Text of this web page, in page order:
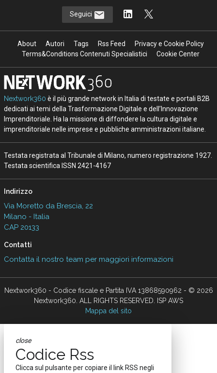
Seguici
About Autori Tags Rss Feed
Privacy e Cookie Policy
Terms&Conditions Contenuti Specialistici
Cookie Center
Nextwork360 è il più grande network in Italia di testate e portali B2B
dedicati ai temi della Trasformazione Digitale e dell’Innovazione
Imprenditoriale. Ha la missione di diffondere la cultura digitale e
imprenditoriale nelle imprese e pubbliche amministrazioni italiane.
Testata registrata al Tribunale di Milano, numero registrazione 1927.
Testata scientifica ISSN 2421-4167
Indirizzo
Via Moretto da Brescia, 22
Milano - Italia
CAP 20133
Contatti
Contatta il nostro team per maggiori informazioni
Nextwork360 - Codice fiscale e Partita IVA 13868590962 - © 2026
Nextwork360. ALL RIGHTS RESERVED. ISP AWS
Mappa del sito
close
Codice Rss
Clicca sul pulsante per copiare il link RSS negli